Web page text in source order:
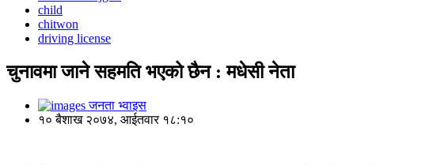
child
chitwon
driving license
चुनावमा जाने सहमति भएको छैन : मधेसी नेता
जनता भ्वाइस
१० बैशाख २०७४, आईतवार १८:१०